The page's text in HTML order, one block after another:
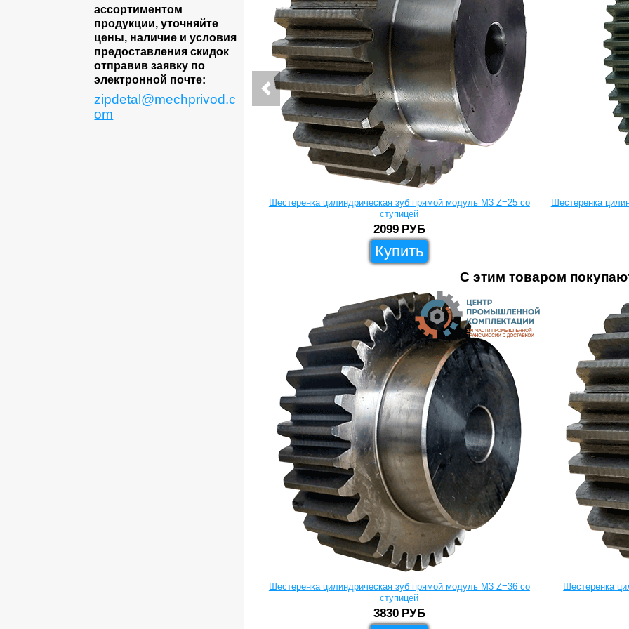
ассортиментом
продукции, уточняйте
цены, наличие и условия
предоставления скидок
отправив заявку по
электронной почте:
zipdetal@mechprivod.c
om
Шестеренка цилиндрическая зуб прямой модуль M3 Z=25 со
ступицей
2099 РУБ
Купить
Шестеренка
С этим товаром
Шестеренка цилиндрическая зуб прямой модуль M3 Z=36 со
ступицей
3830 РУБ
Шестеренка